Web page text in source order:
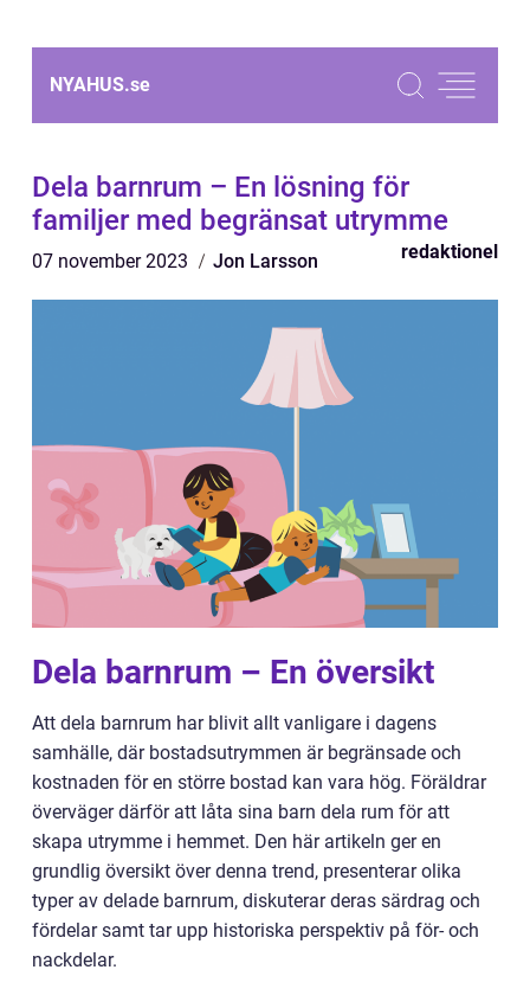
NYAHUS.se
Dela barnrum – En lösning för
familjer med begränsat utrymme
07 november 2023 Jon Larsson redaktionel
Dela barnrum – En översikt
Att dela barnrum har blivit allt vanligare i dagens
samhälle, där bostadsutrymmen är begränsade och
kostnaden för en större bostad kan vara hög. Föräldrar
överväger därför att låta sina barn dela rum för att
skapa utrymme i hemmet. Den här artikeln ger en
grundlig översikt över denna trend, presenterar olika
typer av delade barnrum, diskuterar deras särdrag och
fördelar samt tar upp historiska perspektiv på för- och
nackdelar.